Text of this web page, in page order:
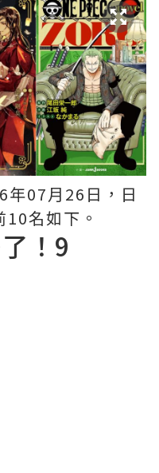
07月26日，日
名如下。
！ 9